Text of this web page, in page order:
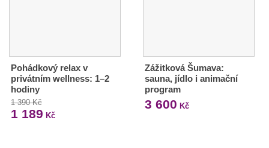
Pohádkový relax v
privátním wellness: 1–2
hodiny
1 390 Kč
1 189 Kč
Zážitková Šumava:
sauna, jídlo i animační
program
3 600 Kč